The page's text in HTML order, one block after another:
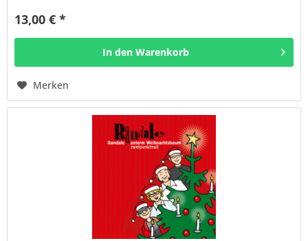
13,00 € *
In den Warenkorb
Merken